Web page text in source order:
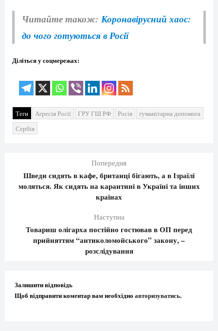
Читайте також: Коронавірусний хаос:
до чого готуються в Росії
Діліться у соцмережах:
Теги Агресія Росії ГРУ ГШ РФ Росія
гуманітарна допомога
Сербія
Попередня
Шведи сидять в кафе, британці бігають, а в Ізраїлі
моляться. Як сидять на карантині в Україні та інших
країнах
Наступна
Товариш олігарха постійно гостював в ОП перед
прийняттям “антиколомойського” закону, –
розслідування
Залишити відповідь
Щоб відправити коментар вам необхідно авторизуватись.